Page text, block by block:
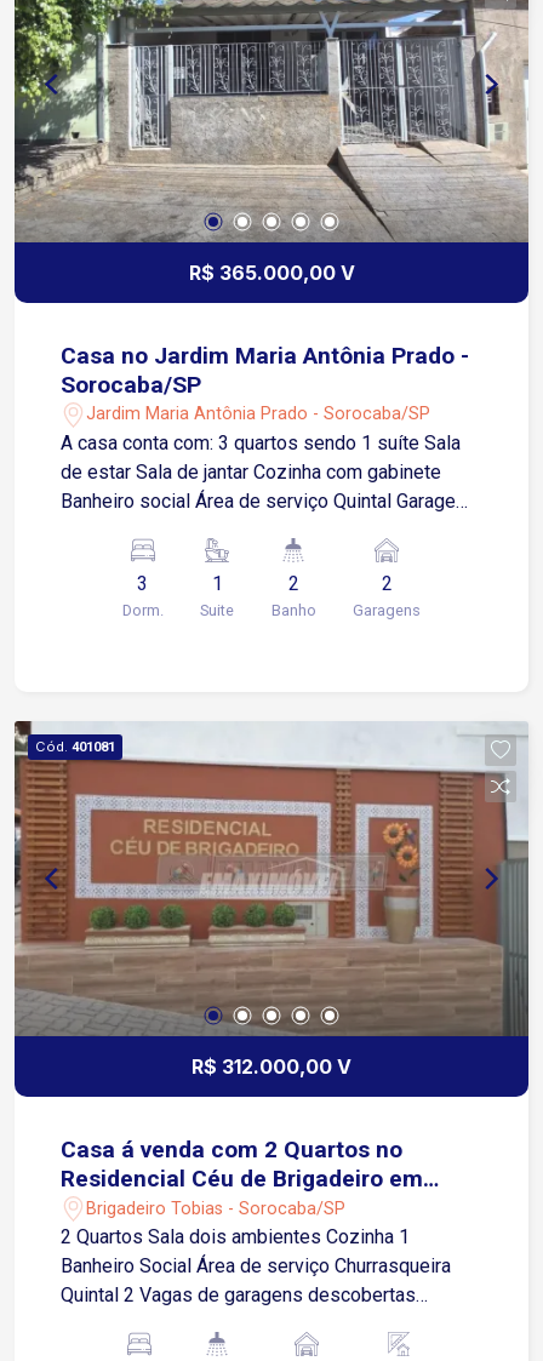
R$ 365.000,00 V
Casa no Jardim Maria Antônia Prado -
Sorocaba/SP
Jardim Maria Antônia Prado - Sorocaba/SP
A casa conta com: 3 quartos sendo 1 suíte Sala
de estar Sala de jantar Cozinha com gabinete
Banheiro social Área de serviço Quintal Garagem
Antônia Prado, em uma região estratégica da
Zona Norte de Sorocaba Apenas 2 minutos da
Avenida Itavuvu, uma das principais avenidas da
Sorocaba 3 minutos da Rua Atanázio Soares 7
minutos da Rua Paes de Linhares e 8 minutos da
Avenida Dom Aguirre, proporcionando mobilidade
rápida e praticidade para a rotina Agende já sua
visita!
3
Dorm.
1
Suite
2
Banho
2
Garagens
Cód. 401081
R$ 312.000,00 V
Casa á venda com 2 Quartos no
Residencial Céu de Brigadeiro em
Brigadeiro Tobias-SP
Brigadeiro Tobias - Sorocaba/SP
2 Quartos Sala dois ambientes Cozinha 1
Banheiro Social Área de serviço Churrasqueira
Quintal 2 Vagas de garagens descobertas
diversos como mercados, farmácias, padarias,